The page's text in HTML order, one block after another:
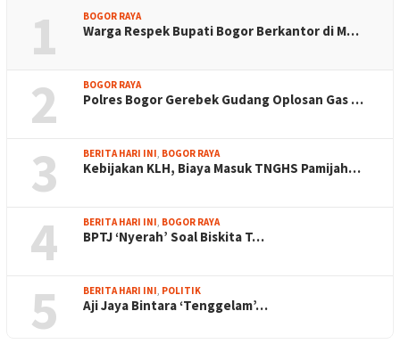
1 BOGOR RAYA
Warga Respek Bupati Bogor Berkantor di M…
2 BOGOR RAYA
Polres Bogor Gerebek Gudang Oplosan Gas …
3 BERITA HARI INI BOGOR RAYA
Kebijakan KLH, Biaya Masuk TNGHS Pamijah…
4 BERITA HARI INI BOGOR RAYA
BPTJ ‘Nyerah’ Soal Biskita T…
5 BERITA HARI INI POLITIK
Aji Jaya Bintara ‘Tenggelam’…